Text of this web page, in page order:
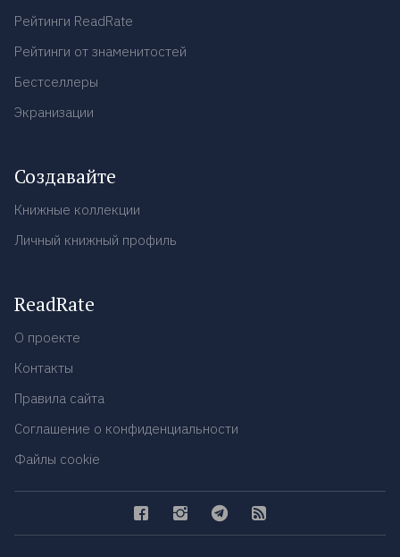
Рейтинги ReadRate
Рейтинги от знаменитостей
Бестселлеры
Экранизации
Создавайте
Книжные коллекции
Личный книжный профиль
ReadRate
О проекте
Контакты
Правила сайта
Соглашение о конфиденциальности
Файлы cookie